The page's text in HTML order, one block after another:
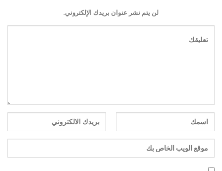
لن يتم نشر عنوان بريدك الإلكتروني.